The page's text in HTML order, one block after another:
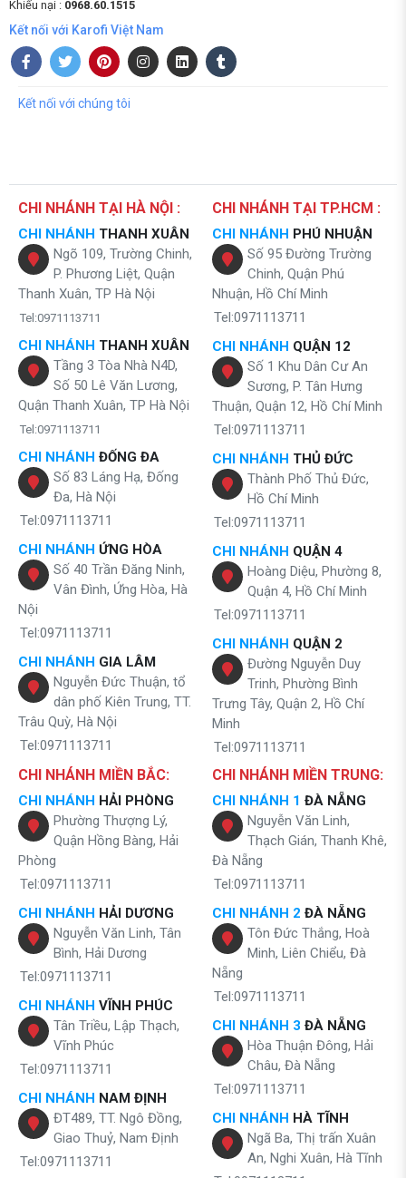
Khiếu nại : 0968.60.1515
Kết nối với Karofi Việt Nam
Kết nối với chúng tôi
CHI NHÁNH TẠI HÀ NỘI :
CHI NHÁNH THANH XUÂN
Ngõ 109, Trường Chinh,
P. Phương Liệt, Quận
Thanh Xuân, TP Hà Nội
Tel:0971113711
CHI NHÁNH THANH XUÂN
Tầng 3 Tòa Nhà N4D,
Số 50 Lê Văn Lương,
Quận Thanh Xuân, TP Hà Nội
Tel:0971113711
CHI NHÁNH ĐỐNG ĐA
Số 83 Láng Hạ, Đống
Đa, Hà Nội
Tel:0971113711
CHI NHÁNH ỨNG HÒA
Số 40 Trần Đăng Ninh,
Vân Đình, Ứng Hòa, Hà
Nội
Tel:0971113711
CHI NHÁNH GIA LÂM
Nguyễn Đức Thuận, tổ
dân phố Kiên Trung, TT.
Trâu Quỳ, Hà Nội
Tel:0971113711
CHI NHÁNH TẠI TP.HCM :
CHI NHÁNH PHÚ NHUẬN
Số 95 Đường Trường
Chinh, Quận Phú
Nhuận, Hồ Chí Minh
Tel:0971113711
CHI NHÁNH QUẬN 12
Số 1 Khu Dân Cư An
Sương, P. Tân Hưng
Thuận, Quận 12, Hồ Chí Minh
Tel:0971113711
CHI NHÁNH THỦ ĐỨC
Thành Phố Thủ Đức,
Hồ Chí Minh
Tel:0971113711
CHI NHÁNH QUẬN 4
Hoàng Diệu, Phường 8,
Quận 4, Hồ Chí Minh
Tel:0971113711
CHI NHÁNH QUẬN 2
Đường Nguyễn Duy
Trinh, Phường Bình
Trưng Tây, Quận 2, Hồ Chí
Minh
Tel:0971113711
CHI NHÁNH MIỀN BẮC:
CHI NHÁNH HẢI PHÒNG
Phường Thượng Lý,
Quận Hồng Bàng, Hải
Phòng
Tel:0971113711
CHI NHÁNH HẢI DƯƠNG
Nguyễn Văn Linh, Tân
Bình, Hải Dương
Tel:0971113711
CHI NHÁNH VĨNH PHÚC
Tân Triều, Lập Thạch,
Vĩnh Phúc
Tel:0971113711
CHI NHÁNH NAM ĐỊNH
ĐT489, TT. Ngô Đồng,
Giao Thuỷ, Nam Định
Tel:0971113711
CHI NHÁNH MIỀN TRUNG:
CHI NHÁNH 1 ĐÀ NẴNG
Nguyễn Văn Linh,
Thạch Gián, Thanh Khê,
Đà Nẵng
Tel:0971113711
CHI NHÁNH 2 ĐÀ NẴNG
Tôn Đức Thắng, Hoà
Minh, Liên Chiểu, Đà
Nẵng
Tel:0971113711
CHI NHÁNH 3 ĐÀ NẴNG
Hòa Thuận Đông, Hải
Châu, Đà Nẵng
Tel:0971113711
CHI NHÁNH HÀ TĨNH
Ngã Ba, Thị trấn Xuân
An, Nghi Xuân, Hà Tĩnh